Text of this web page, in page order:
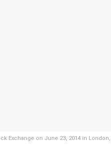
Exchange on June 23, 2014 in